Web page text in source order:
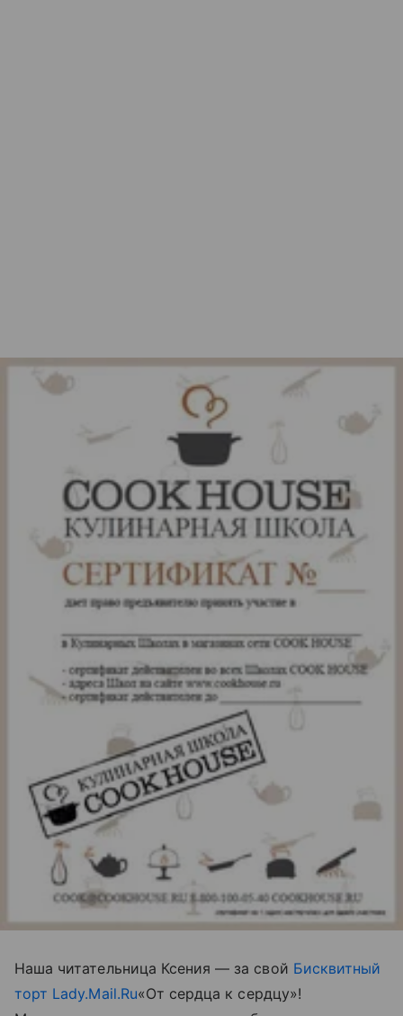
Наша читательница Ксения — за свой Бисквитный
торт Lady.Mail.Ru«От сердца к сердцу»!